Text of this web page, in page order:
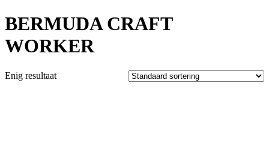
BERMUDA CRAFT
WORKER
Enig resultaat